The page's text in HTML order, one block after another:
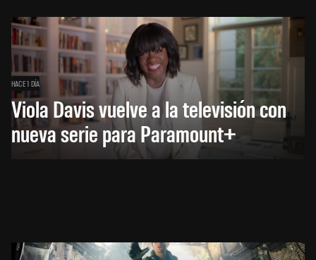
HACE 1 DÍA
Viola Davis vuelve a la televisión con
nueva serie para Paramount+